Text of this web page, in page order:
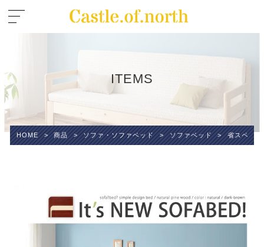
ITEMS
HOME > 商品 > ソファ・ソファベッド > ソファベッド > 省スペー